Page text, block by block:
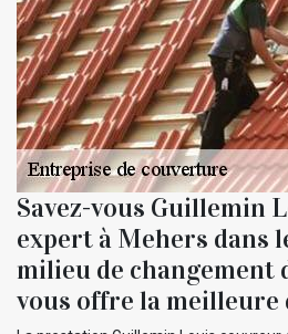
Savez-vous Guillemin
expert à Mehers dans
milieu de changement
vous offre la meilleure